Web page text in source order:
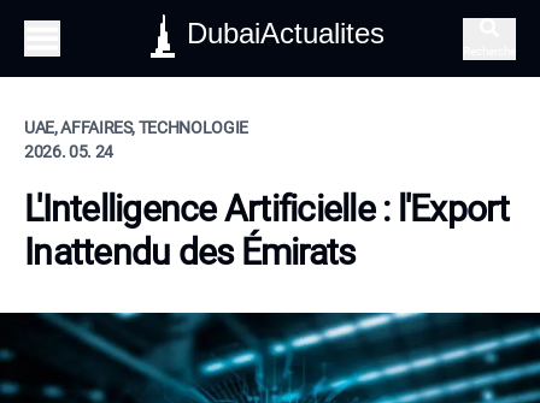
DubaiActualites
UAE, AFFAIRES, TECHNOLOGIE
2026. 05. 24
L'Intelligence Artificielle : l'Export
Inattendu des Émirats